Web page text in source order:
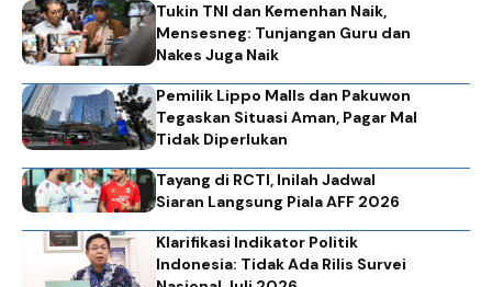
Tukin TNI dan Kemenhan Naik,
Mensesneg: Tunjangan Guru dan
Nakes Juga Naik
Pemilik Lippo Malls dan Pakuwon
Tegaskan Situasi Aman, Pagar Mal
Tidak Diperlukan
Tayang di RCTI, Inilah Jadwal
Siaran Langsung Piala AFF 2026
Klarifikasi Indikator Politik
Indonesia: Tidak Ada Rilis Survei